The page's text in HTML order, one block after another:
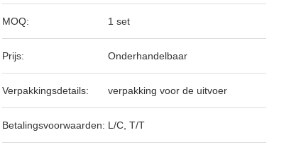
MOQ: 1 set
Prijs: Onderhandelbaar
Verpakkingsdetails: verpakking voor de uitvoer
Betalingsvoorwaarden: L/C, T/T